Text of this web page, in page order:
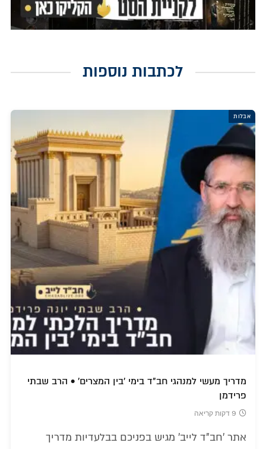
לכתבות נוספות
אבלות
מדריך מעשי למנהגי חב"ד בימי 'בין המצרים' • הרב שבתי
פרידמן
9 דקות קריאה
אתר 'חב"ד לייב' מגיש בפניכם בבלעדיות מדריך